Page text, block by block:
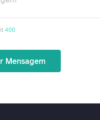
400
Mensagem